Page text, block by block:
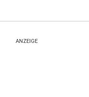
ANZEIGE